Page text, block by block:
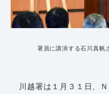
署員に講演する石川真帆
川越署は１月３１日、